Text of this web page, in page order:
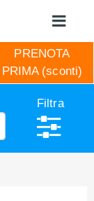
PRENOTA
PRIMA (sconti)
Filtra